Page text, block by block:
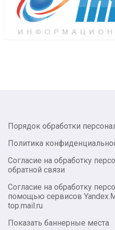
Порядок обработки
Политика
Согласие на обработку
обратной связи
Согласие на обработку
помощью сервисов
top.mail.ru
Показать баннерные места